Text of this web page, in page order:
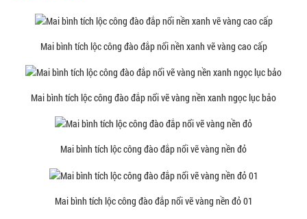
Mai bình tích lộc công đào đắp nổi nền xanh vẽ vàng cao cấp
Mai bình tích lộc công đào đắp nổi vẽ vàng nền xanh ngọc lục bảo
Mai bình tích lộc công đào đắp nổi vẽ vàng nền đỏ
Mai bình tích lộc công đào đắp nổi vẽ vàng nền đỏ 01